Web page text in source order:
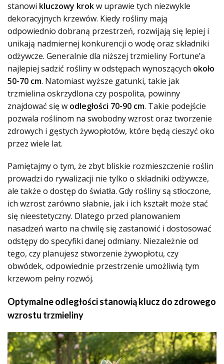
stanowi kluczowy krokw uprawie tych niezwykle
dekoracyjnych krzewów. Kiedy rośliny mają
odpowiednio dobraną przestrzeń, rozwijają się lepiej i
unikają nadmiernej konkurencji o wodę oraz składniki
odżywcze. Generalnie dla niższej trzmieliny Fortune’a
najlepiej sadzić rośliny w odstępach wynoszących około
50-70 cm. Natomiast wyższe gatunki, takie jak
trzmielina oskrzydlona czy pospolita, powinny
znajdować się w odległości 70-90 cm. Takie podejście
pozwala roślinom na swobodny wzrost oraz tworzenie
zdrowych i gęstych żywopłotów, które będą cieszyć oko
przez wiele lat.
Pamiętajmy o tym, że zbyt bliskie rozmieszczenie roślin
prowadzi do rywalizacji nie tylko o składniki odżywcze,
ale także o dostęp do światła. Gdy rośliny są stłoczone,
ich wzrost zarówno słabnie, jak i ich kształt może stać
się nieestetyczny. Dlatego przed planowaniem
nasadzeń warto na chwilę się zastanowić i dostosować
odstępy do specyfiki danej odmiany. Niezależnie od
tego, czy planujesz stworzenie żywopłotu, czy
obwódek, odpowiednie przestrzenie umożliwią tym
krzewom pełny rozwój.
Optymalne odległości stanowią klucz do zdrowego
wzrostu trzmieliny